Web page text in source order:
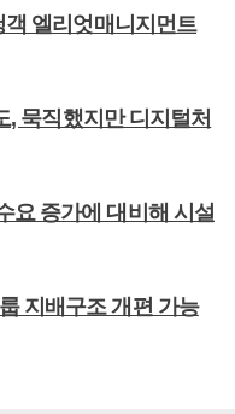
엘리엇매니지먼트
, 묵직했지만 디지털처
요 증가에 대비해 시설
지배구조 개편 가능